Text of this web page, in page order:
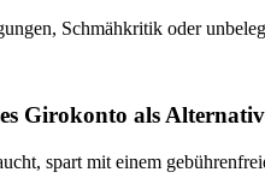
Schmähkritik oder
Girokonto als
spart mit einem